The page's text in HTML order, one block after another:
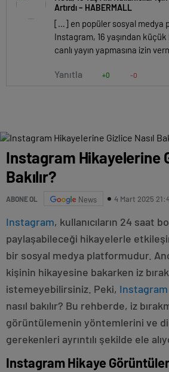
Artırdı – HABERMALL
[…] en popüler sosyal medya
Instagram, 16 yaşından küçük
canlı yayın yapmasına izin
Yanıtla +0 -0
Instagram Hikayelerine
Bakılır?
ABONE OL News 4 Mart 2025
Instagram, kullanıcıların 24 saat
paylaşabileceği hikayelerle
bir sosyal medya platformudur.
kişinin hikayesine bakarken iz
istemeyebilirsiniz. Peki, Instagram
nasıl bakılır? Bu rehberde, iz
görüntülemenin yöntemlerini ve
gerekenleri ayrıntılı şekilde ele
Instagram Hikaye